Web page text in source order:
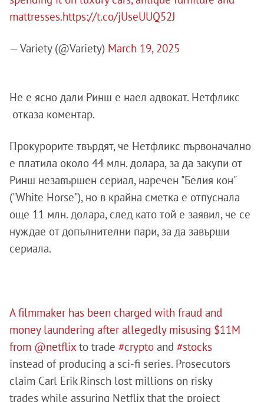
mattresses.https://t.co/jUseUUQ52J
— Variety (@Variety) March 19, 2025
Не е ясно дали Ринш е наел адвокат. Нетфликс
отказа коментар.
Прокурорите твърдят, че Нетфликс първоначално
е платила около 44 млн. долара, за да закупи от
Ринш незавършен сериал, наречен "Белия кон"
("White Horse"), но в крайна сметка е отпуснала
още 11 млн. долара, след като той е заявил, че се
нуждае от допълнителни пари, за да завърши
сериала.
A filmmaker has been charged with fraud and
money laundering after allegedly misusing $11M
from @netflix to trade #crypto and #stocks
instead of producing a sci-fi series. Prosecutors
claim Carl Erik Rinsch lost millions on risky
trades while assuring Netflix that the project